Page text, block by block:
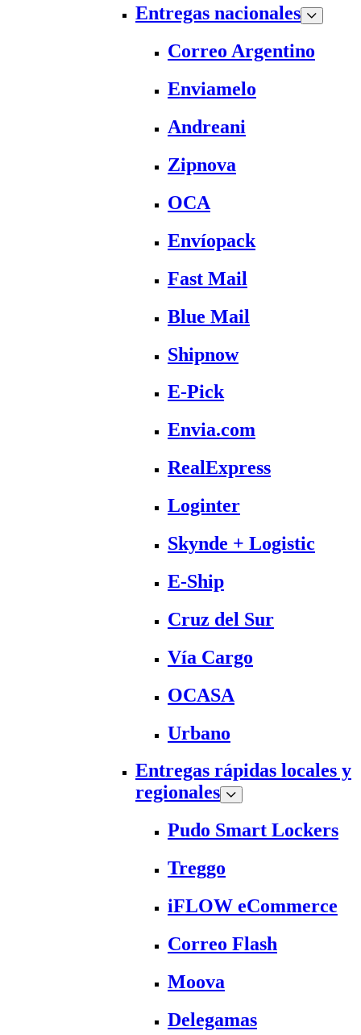
Entregas nacionales
Correo Argentino
Enviamelo
Andreani
Zipnova
OCA
Envíopack
Fast Mail
Blue Mail
Shipnow
E-Pick
Envia.com
RealExpress
Loginter
Skynde + Logistic
E-Ship
Cruz del Sur
Vía Cargo
OCASA
Urbano
Entregas rápidas locales y
regionales
Pudo Smart Lockers
Treggo
iFLOW eCommerce
Correo Flash
Moova
Delegamas